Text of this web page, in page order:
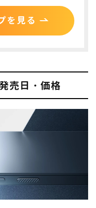
カカメラは何がいい
の価格差はどのくら
返却OKなら激安
を見る
売日・価格